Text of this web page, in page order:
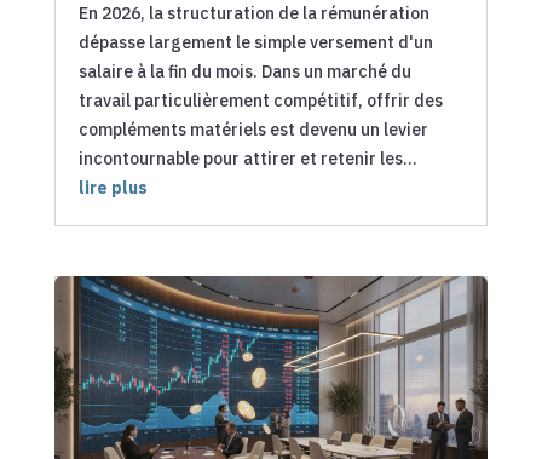
En 2026, la structuration de la rémunération
dépasse largement le simple versement d'un
salaire à la fin du mois. Dans un marché du
travail particulièrement compétitif, offrir des
compléments matériels est devenu un levier
incontournable pour attirer et retenir les...
lire plus